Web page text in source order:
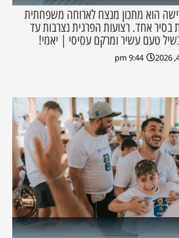
הוא מתכון מנצח לארוחה משפחתית
אחד. רצועות הפרגית נצרבות עד
טעם עשיר ומרקם עסיסי | יאמי!
9:44 pm